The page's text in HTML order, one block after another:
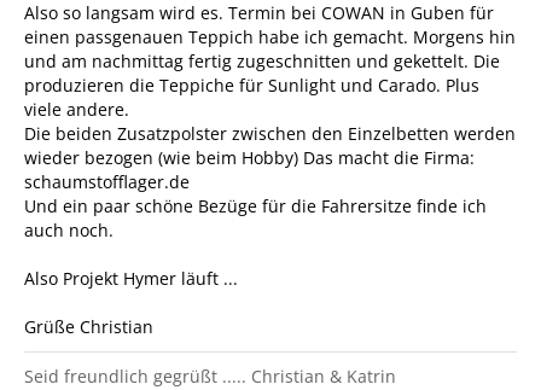
Also so langsam wird es. Termin bei COWAN in Guben für
einen passgenauen Teppich habe ich gemacht. Morgens hin
und am nachmittag fertig zugeschnitten und gekettelt. Die
produzieren die Teppiche für Sunlight und Carado. Plus
viele andere.
Die beiden Zusatzpolster zwischen den Einzelbetten werden
wieder bezogen (wie beim Hobby) Das macht die Firma:
schaumstofflager.de
Und ein paar schöne Bezüge für die Fahrersitze finde ich
auch noch.
Also Projekt Hymer läuft ...
Grüße Christian
Seid freundlich gegrüßt ..... Christian & Katrin